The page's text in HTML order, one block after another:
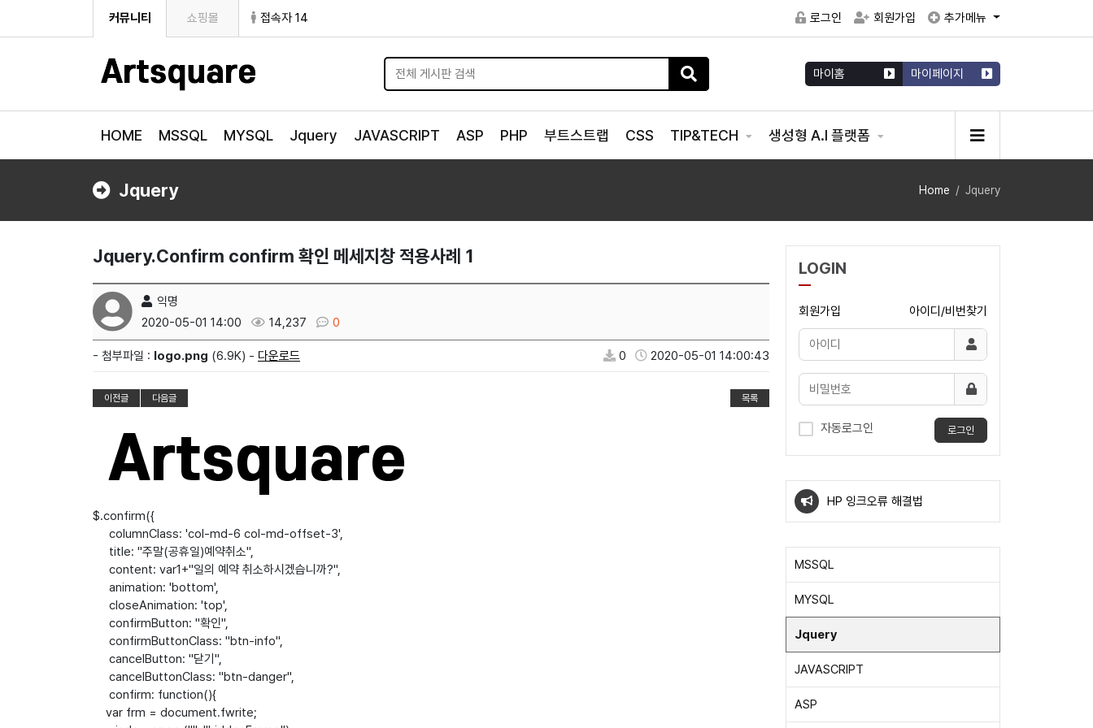
커뮤니티 쇼핑몰 접속자 14 로그인 회원가입 추가메뉴
마이홈 마이페이지
HOME MSSQL MYSQL Jquery JAVASCRIPT ASP PHP 부트스트랩 CSS TIP&TECH 생성형 A.I 플랫폼
Jquery Home Jquery
Jquery.Confirm confirm 확인 메세지창 적용사례 1
익명
2020-05-01 14:00
14,237 0
- 첨부파일 : logo.png (6.9K) - 다운로드 0 2020-05-01 14:00:43
이전글 다음글 목록
$.confirm({
columnClass: 'col-md-6 col-md-offset-3',
title: "주말(공휴일)예약취소",
content: var1+"일의 예약 취소하시겠습니까?",
animation: 'bottom',
closeAnimation: 'top',
confirmButton: "확인",
confirmButtonClass: "btn-info",
cancelButton: "닫기",
cancelButtonClass: "btn-danger",
confirm: function(){
var frm = document.fwrite;
LOGIN
회원가입 아이디/비번찾기
자동로그인 로그인
windows10 우클릭 메뉴에 특정
프로그램 확장자 바로열기
HP 잉크오류 해결법
프로그램 확장자 바로열기
HP 잉크오류 해결법
MSSQL
MYSQL
Jquery
JAVASCRIPT
ASP